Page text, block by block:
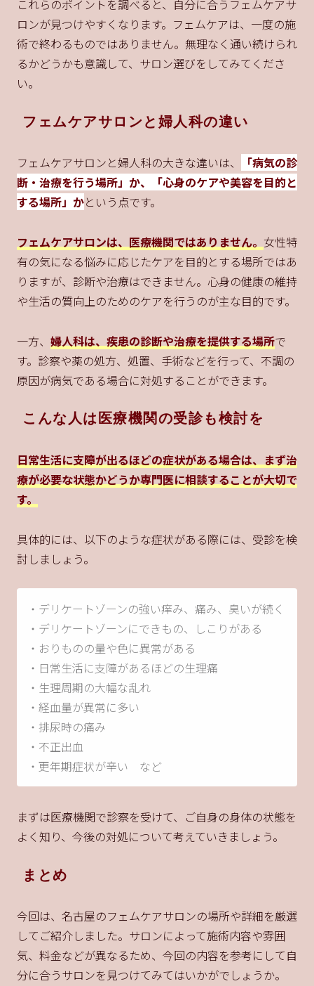
これらのポイントを調べると、自分に合うフェムケアサ
ロンが見つけやすくなります。フェムケアは、一度の施
術で終わるものではありません。無理なく通い続けられ
るかどうかも意識して、サロン選びをしてみてくださ
い。
フェムケアサロンと婦人科の違い
フェムケアサロンと婦人科の大きな違いは、
「病気の診
断・治療を行う場所」か、「心身のケアや美容を目的と
する場所」かという点です。
フェムケアサロンは、医療機関ではありません。 女性特
有の気になる悩みに応じたケアを目的とする場所ではあ
りますが、診断や治療はできません。心身の健康の維持
や生活の質向上のためのケアを行うのが主な目的です。
一方、 婦人科は、疾患の診断や治療を提供する場所で
す。診察や薬の処方、処置、手術などを行って、不調の
原因が病気である場合に対処することができます。
こんな人は医療機関の受診も検討を
日常生活に支障が出るほどの症状がある場合は、まず治
療が必要な状態かどうか専門医に相談することが大切で
す。
具体的には、以下のような症状がある際には、受診を検
討しましょう。
・デリケートゾーンの強い痒み、痛み、臭いが続く
・デリケートゾーンにできもの、しこりがある
・おりものの量や色に異常がある
・日常生活に支障があるほどの生理痛
・生理周期の大幅な乱れ
・経血量が異常に多い
・排尿時の痛み
・不正出血
・更年期症状が辛い など
まずは医療機関で診察を受けて、ご自身の身体の状態を
よく知り、今後の対処について考えていきましょう。
まとめ
今回は、名古屋のフェムケアサロンの場所や詳細を厳選
してご紹介しました。サロンによって施術内容や雰囲
気、料金などが異なるため、今回の内容を参考にして自
分に合うサロンを見つけてみてはいかがでしょうか。